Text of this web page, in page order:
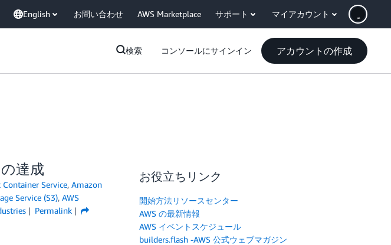
English お問い合わせ AWS Marketplace サポート マイアカウント
検索 コンソールにサインイン アカウントの作成
達成
Service, Amazon
Service (S3), AWS
Permalink
お役立ちリンク
開始方法リソースセンター
AWS の最新情報
AWS イベントスケジュール
builders.flash -AWS 公式ウェブマガジン